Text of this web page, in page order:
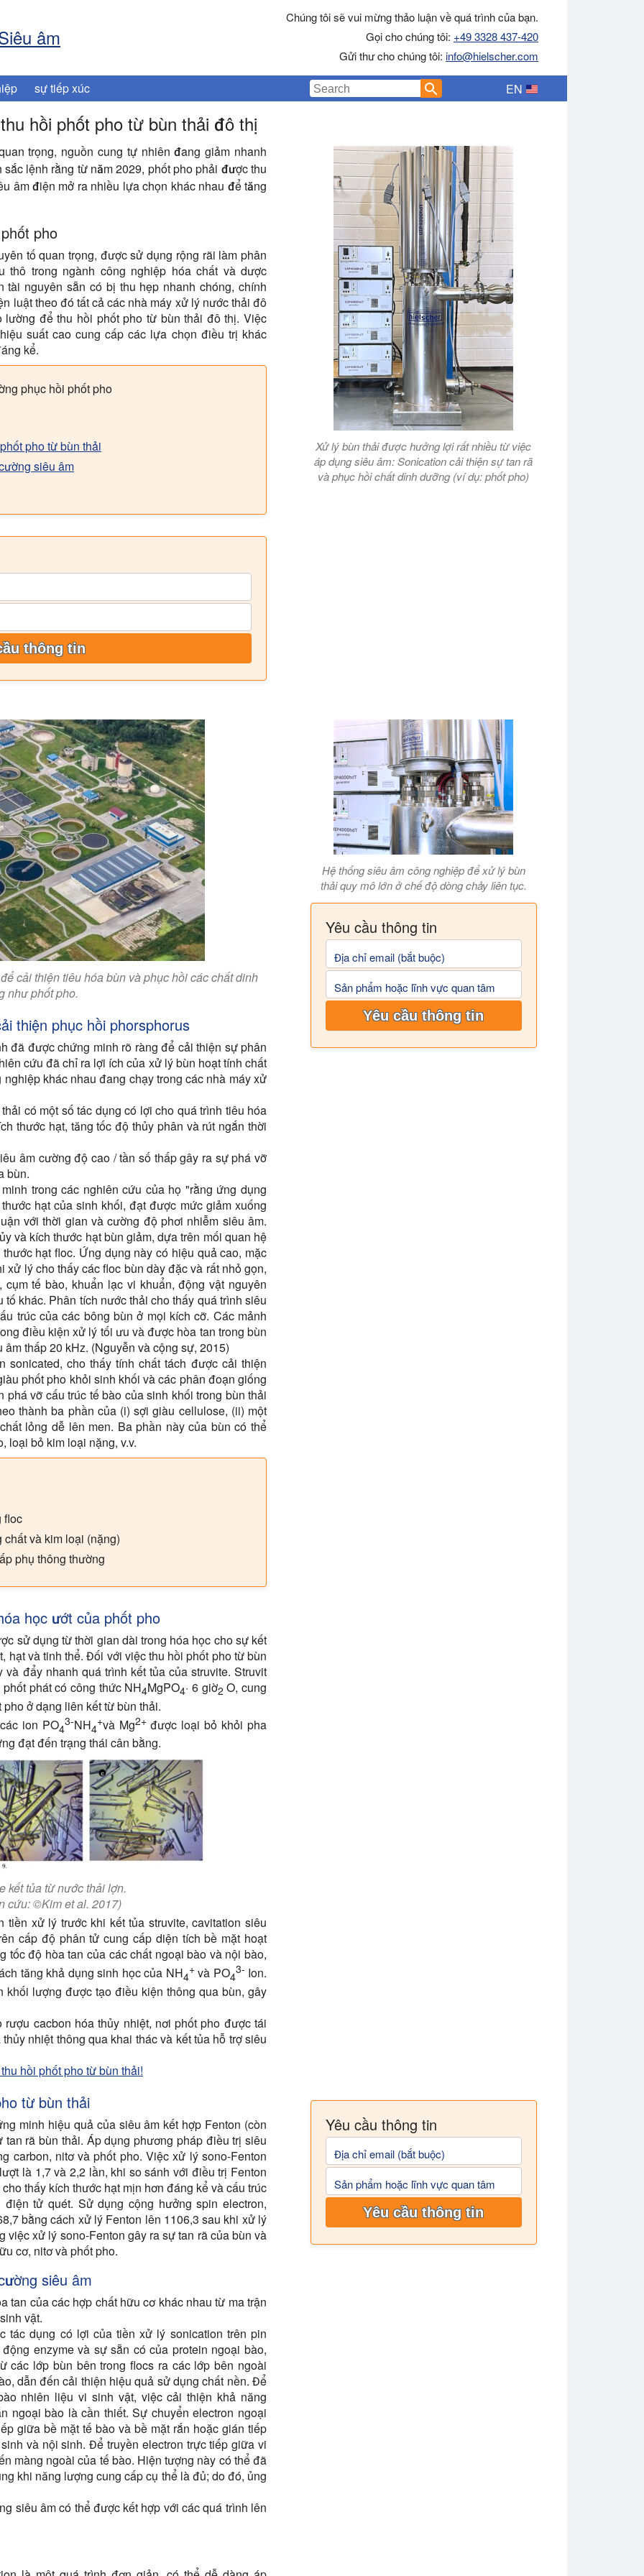
âm
Chúng tôi sẽ vui mừng thảo luận về quá trình của bạn.
Gọi cho chúng tôi: +49 3328 437-420
Gửi thư cho chúng tôi: info@hielscher.com
sự tiếp xúc EN
hồi phốt pho từ bùn thải đô thị
trọng, nguồn cung tự nhiên đang giảm nhanh
lệnh rằng từ năm 2029, phốt pho phải được thu
âm điện mở ra nhiều lựa chọn khác nhau để tăng
pho
tố quan trọng, được sử dụng rộng rãi làm phân
thô trong ngành công nghiệp hóa chất và dược
tài nguyên sẵn có bị thu hẹp nhanh chóng, chính
luật theo đó tất cả các nhà máy xử lý nước thải đô
lường để thu hồi phốt pho từ bùn thải đô thị. Việc
suất cao cung cấp các lựa chọn điều trị khác
kể.
phục hồi phốt pho
pho từ bùn thải
siêu âm
thông tin
Xử lý bùn thải được hưởng lợi rất nhiều từ việc
áp dụng siêu âm: Sonication cải thiện sự tan rã
và phục hồi chất dinh dưỡng (ví dụ: phốt pho)
cải thiện tiêu hóa bùn và phục hồi các chất dinh
như phốt pho.
thiện phục hồi phorsphorus
đã được chứng minh rõ ràng để cải thiện sự phân
cứu đã chỉ ra lợi ích của xử lý bùn hoạt tính chất
khác nhau đang chạy trong các nhà máy xử
có một số tác dụng có lợi cho quá trình tiêu hóa
thước hạt, tăng tốc độ thủy phân và rút ngắn thời
âm cường độ cao / tần số thấp gây ra sự phá vỡ
bùn.
trong các nghiên cứu của họ "rằng ứng dụng
hạt của sinh khối, đạt được mức giảm xuống
với thời gian và cường độ phơi nhiễm siêu âm.
và kích thước hạt bùn giảm, dựa trên mối quan hệ
hạt floc. Ứng dụng này có hiệu quả cao, mặc
lý cho thấy các floc bùn dày đặc và rất nhỏ gọn,
tế bào, khuẩn lạc vi khuẩn, động vật nguyên
khác. Phân tích nước thải cho thấy quá trình siêu
trúc của các bông bùn ở mọi kích cỡ. Các mảnh
điều kiện xử lý tối ưu và được hòa tan trong bùn
thấp 20 kHz. (Nguyễn và cộng sự, 2015)
cho thấy tính chất tách được cải thiện
phốt pho khỏi sinh khối và các phân đoạn giống
vỡ cấu trúc tế bào của sinh khối trong bùn thải
thành ba phần của (i) sợi giàu cellulose, (ii) một
lỏng dễ lên men. Ba phần này của bùn có thể
loại bỏ kim loại nặng, v.v.
floc
và kim loại (nặng)
phụ thông thường
học ướt của phốt pho
sử dụng từ thời gian dài trong hóa học cho sự kết
hạt và tinh thể. Đối với việc thu hồi phốt pho từ bùn
đẩy nhanh quá trình kết tủa của struvite. Struvit
phát có công thức NH4MgPO4· 6 giờ2 O, cung
ở dạng liên kết từ bùn thải.
ion PO4
3-NH4
+và Mg2+được loại bỏ khỏi pha
đạt đến trạng thái cân bằng.
kết tủa từ nước thải lợn.
cứu: ©Kim et al. 2017)
xử lý trước khi kết tủa struvite, cavitation siêu
cấp độ phân tử cung cấp diện tích bề mặt hoạt
tốc độ hòa tan của các chất ngoại bào và nội bào,
tăng khả dụng sinh học của NH4
+và PO4
3- Ion.
lượng được tạo điều kiện thông qua bùn, gây
cacbon hóa thủy nhiệt, nơi phốt pho được tái
nhiệt thông qua khai thác và kết tủa hỗ trợ siêu
hồi phốt pho từ bùn thải!
Hệ thống siêu âm công nghiệp để xử lý bùn
thải quy mô lớn ở chế độ dòng chảy liên tục.
Yêu cầu thông tin
Địa chỉ email (bắt buộc)
Sản phẩm hoặc lĩnh vực quan tâm
Yêu cầu thông tin
từ bùn thải
minh hiệu quả của siêu âm kết hợp Fenton (còn
rã bùn thải. Áp dụng phương pháp điều trị siêu
carbon, nitơ và phốt pho. Việc xử lý sono-Fenton
là 1,7 và 2,2 lần, khi so sánh với điều trị Fenton
thấy kích thước hạt mịn hơn đáng kể và cấu trúc
tử quét. Sử dụng cộng hưởng spin electron,
bằng cách xử lý Fenton lên 1106,3 sau khi xử lý
xử lý sono-Fenton gây ra sự tan rã của bùn và
cơ, nitơ và phốt pho.
siêu âm
tan của các hợp chất hữu cơ khác nhau từ ma trận
vật.
tác dụng có lợi của tiền xử lý sonication trên pin
enzyme và sự sẵn có của protein ngoại bào,
các lớp bùn bên trong flocs ra các lớp bên ngoài
dẫn đến cải thiện hiệu quả sử dụng chất nền. Để
nhiên liệu vi sinh vật, việc cải thiện khả năng
ngoại bào là cần thiết. Sự chuyển electron ngoại
giữa bề mặt tế bào và bề mặt rắn hoặc gián tiếp
và nội sinh. Để truyền electron trực tiếp giữa vi
màng ngoài của tế bào. Hiện tượng này có thể đã
khi năng lượng cung cấp cụ thể là đủ; do đó, ủng
siêu âm có thể được kết hợp với các quá trình lên
Yêu cầu thông tin
Địa chỉ email (bắt buộc)
Sản phẩm hoặc lĩnh vực quan tâm
Yêu cầu thông tin